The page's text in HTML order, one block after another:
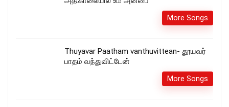
More Songs
Thuyavar Paatham vanthuvittean- தூயவர்
பாதம் வந்துவிட்டேன்
More Songs